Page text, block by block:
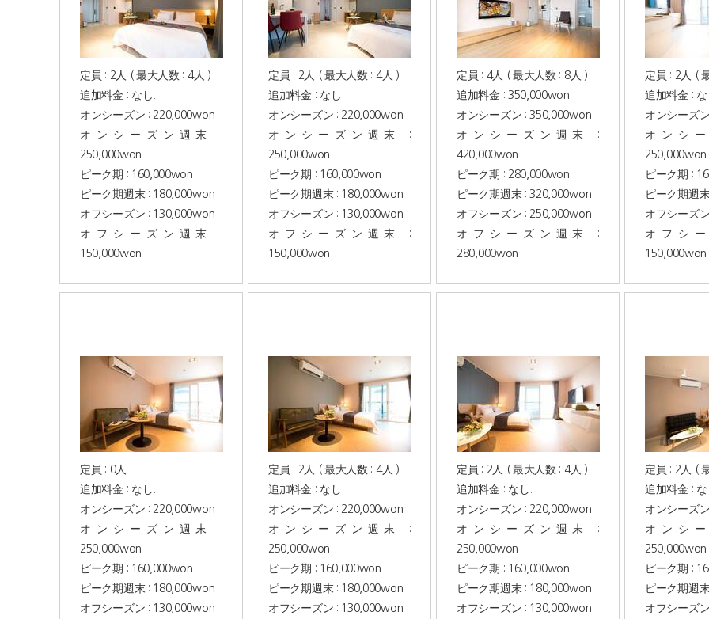
定員 : 2人 ( 最大人数 : 4人 )
追加料金 : なし.
オンシーズン : 220,000won
オンシーズン週末 :
250,000won
ピーク期 : 160,000won
ピーク期週末 : 180,000won
オフシーズン : 130,000won
オフシーズン週末 :
150,000won
定員 : 2人 ( 最大人数 : 4人 )
追加料金 : なし.
オンシーズン : 220,000won
オンシーズン週末 :
250,000won
ピーク期 : 160,000won
ピーク期週末 : 180,000won
オフシーズン : 130,000won
オフシーズン週末 :
150,000won
定員 : 4人 ( 最大人数 : 8人 )
追加料金 : 350,000won
オンシーズン : 350,000won
オンシーズン週末 :
420,000won
ピーク期 : 280,000won
ピーク期週末 : 320,000won
オフシーズン : 250,000won
オフシーズン週末 :
280,000won
定員 : 2人 (
追加料金 : な
オンシーズ
オンシ
250,000won
ピーク期 :
ピーク期週
オフシーズ
オフシ
150,000won
定員 : 0人
追加料金 : なし.
オンシーズン : 220,000won
オンシーズン週末 :
250,000won
ピーク期 : 160,000won
ピーク期週末 : 180,000won
オフシーズン : 130,000won
定員 : 2人 ( 最大人数 : 4人 )
追加料金 : なし.
オンシーズン : 220,000won
オンシーズン週末 :
250,000won
ピーク期 : 160,000won
ピーク期週末 : 180,000won
オフシーズン : 130,000won
定員 : 2人 ( 最大人数 : 4人 )
追加料金 : なし.
オンシーズン : 220,000won
オンシーズン週末 :
250,000won
ピーク期 : 160,000won
ピーク期週末 : 180,000won
オフシーズン : 130,000won
定員 : 2人 (
追加料金 : な
オンシーズ
オンシ
250,000won
ピーク期 :
ピーク期週
オフシーズ